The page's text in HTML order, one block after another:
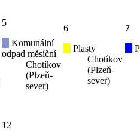
5
Komunální
odpad měsíční
Chotíkov
(Plzeň-
sever)
6
Plasty
Chotíkov
(Plzeň-
sever)
7
12